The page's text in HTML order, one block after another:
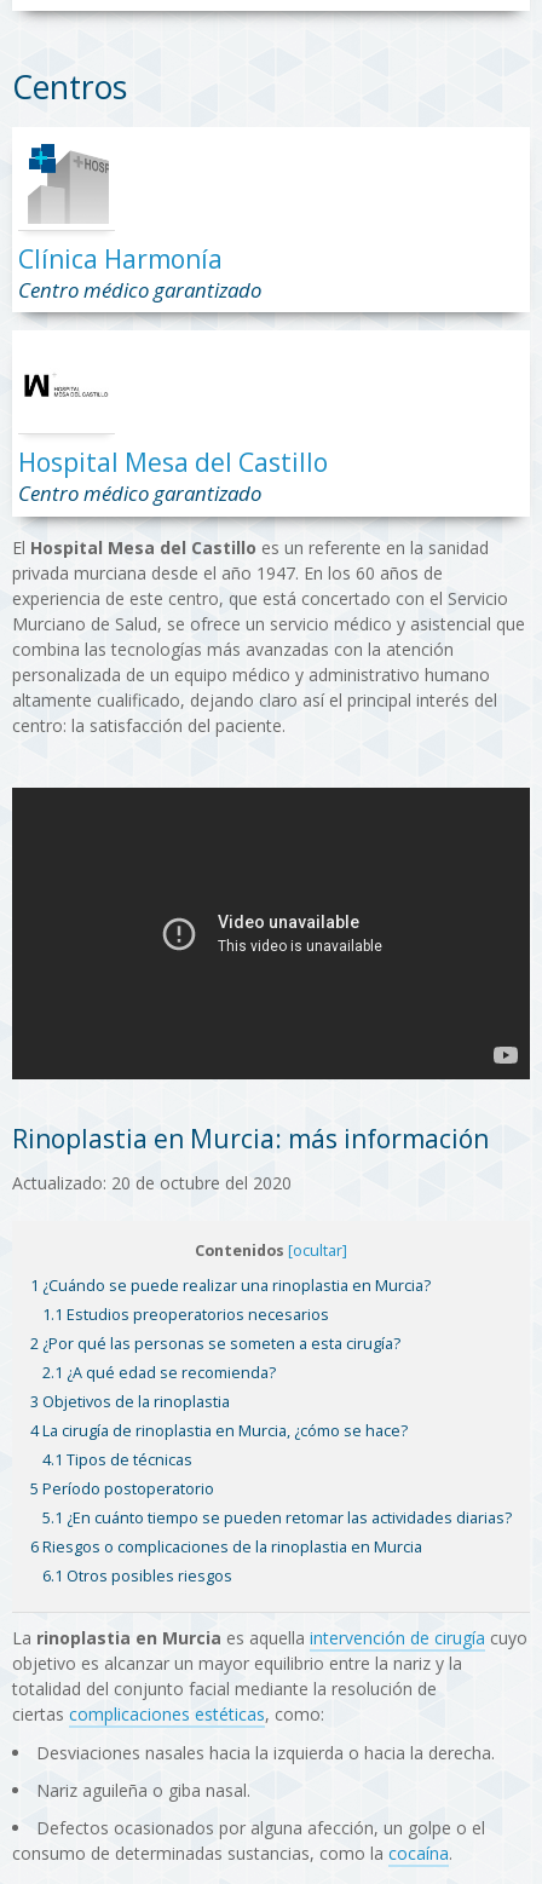
Centros
Clínica Harmonía
Centro médico garantizado
Hospital Mesa del Castillo
Centro médico garantizado
El Hospital Mesa del Castillo es un referente en la sanidad
privada murciana desde el año 1947. En los 60 años de
experiencia de este centro, que está concertado con el Servicio
Murciano de Salud, se ofrece un servicio médico y asistencial que
combina las tecnologías más avanzadas con la atención
personalizada de un equipo médico y administrativo humano
altamente cualificado, dejando claro así el principal interés del
centro: la satisfacción del paciente.
Rinoplastia en Murcia: más información
Actualizado: 20 de octubre del 2020
Contenidos [ocultar]
1 ¿Cuándo se puede realizar una rinoplastia en Murcia?
1.1 Estudios preoperatorios necesarios
2 ¿Por qué las personas se someten a esta cirugía?
2.1 ¿A qué edad se recomienda?
3 Objetivos de la rinoplastia
4 La cirugía de rinoplastia en Murcia, ¿cómo se hace?
4.1 Tipos de técnicas
5 Período postoperatorio
5.1 ¿En cuánto tiempo se pueden retomar las actividades diarias?
6 Riesgos o complicaciones de la rinoplastia en Murcia
6.1 Otros posibles riesgos
La rinoplastia en Murcia es aquella intervención de cirugía cuyo
objetivo es alcanzar un mayor equilibrio entre la nariz y la
totalidad del conjunto facial mediante la resolución de
ciertas complicaciones estéticas, como:
Desviaciones nasales hacia la izquierda o hacia la derecha.
Nariz aguileña o giba nasal.
Defectos ocasionados por alguna afección, un golpe o el
consumo de determinadas sustancias, como la cocaína.